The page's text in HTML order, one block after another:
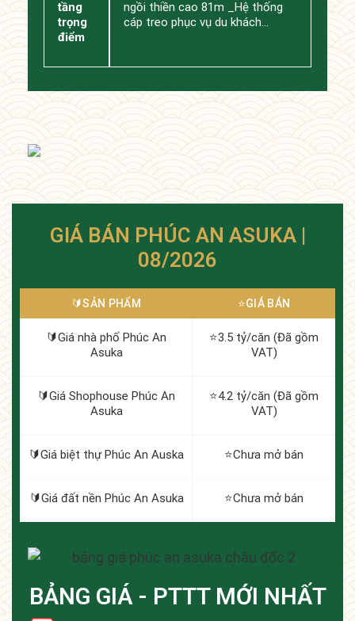
tầng
trọng
điểm
ngồi thiền cao 81m _Hệ thống
cáp treo phục vụ du khách…
GIÁ BÁN PHÚC AN ASUKA |
08/2026
🔰️SẢN PHẨM ⭐️GIÁ BÁN
🔰️Giá nhà phố Phúc An
Asuka
⭐️3.5 tỷ/căn (Đã gồm
VAT)
🔰️Giá Shophouse Phúc An
Asuka
⭐️4.2 tỷ/căn (Đã gồm
VAT)
🔰️Giá biệt thự Phúc An Auska ⭐️Chưa mở bán
🔰️Giá đất nền Phúc An Asuka ⭐️Chưa mở bán
BẢNG GIÁ - PTTT MỚI NHẤT